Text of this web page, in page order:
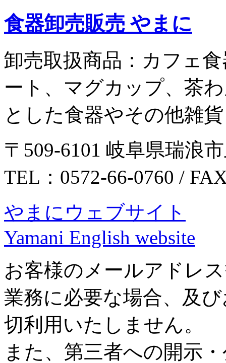
食器卸売販売 やまに
卸売取扱商品：カフェ
ート、マグカップ、茶
とした食器やその他雑貨
〒509-6101 岐阜県瑞浪
TEL：0572-66-0760 /
やまにウェブサイト
Yamani English website
お客様のメールアドレ
業務に必要な場合、及
切利用いたしません。
また、第三者への開示